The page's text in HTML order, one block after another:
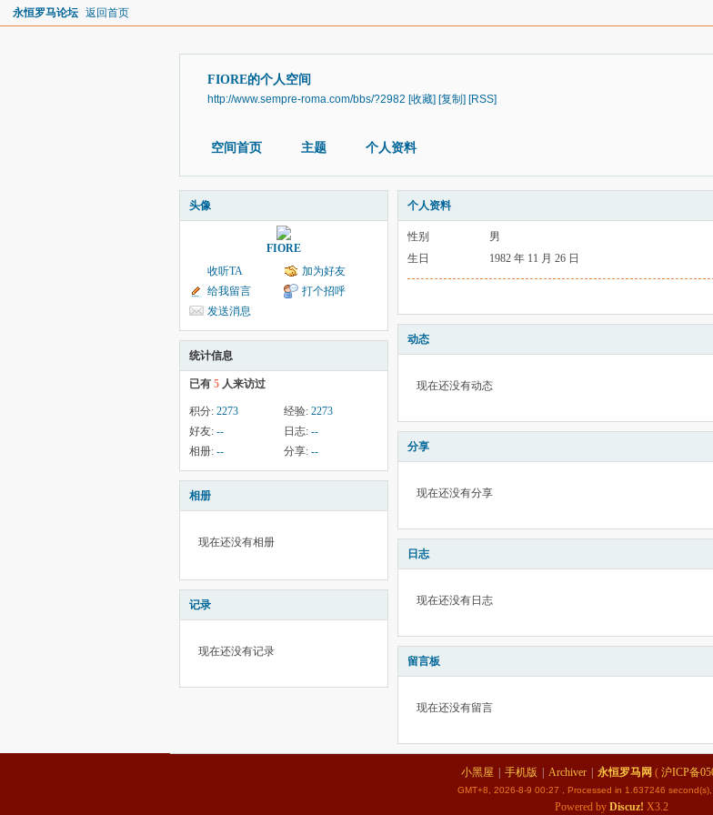
永恒罗马论坛 返回首页
FIORE的个人空间
http://www.sempre-roma.com/bbs/?2982 [收藏] [复制] [RSS]
空间首页 主题 个人资料
头像
FIORE
收听TA
加为好友
给我留言
打个招呼
发送消息
统计信息
已有 5 人来访过
积分: 2273 经验: 2273
好友: -- 日志: --
相册: -- 分享: --
相册
现在还没有相册
记录
现在还没有记录
个人资料
性别
男
生日
1982 年 11 月 26 日
动态
现在还没有动态
分享
现在还没有分享
日志
现在还没有日志
留言板
现在还没有留言
小黑屋 手机版 Archiver 永恒罗马网 ( 沪ICP备
GMT+8, 2026-8-9 00:27 , Processed in 1.637246 second(s),
Powered by Discuz! X3.2